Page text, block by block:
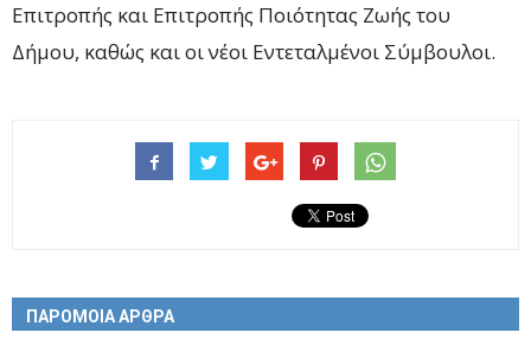
Επιτροπής και Επιτροπής Ποιότητας Ζωής του
Δήμου, καθώς και οι νέοι Εντεταλμένοι Σύμβουλοι.
ΠΑΡΟΜΟΙΑ ΑΡΘΡΑ